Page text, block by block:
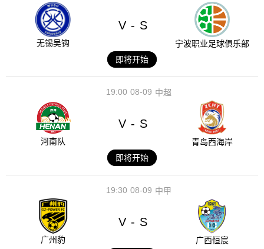
无锡吴钩
V - S
宁波职业足球俱乐部
即将开始
08-09
19:00 中超
河南队
V - S
青岛西海岸
即将开始
08-09
19:30 中甲
广州豹
V - S
广西恒宸